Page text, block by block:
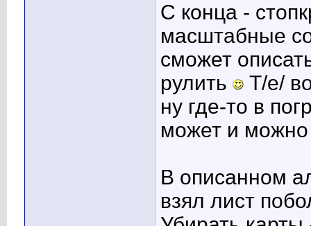
С конца -
масштабные
сможет
рулить
Т/е/
ну где-то в
может и можно
В описанном
взял лист